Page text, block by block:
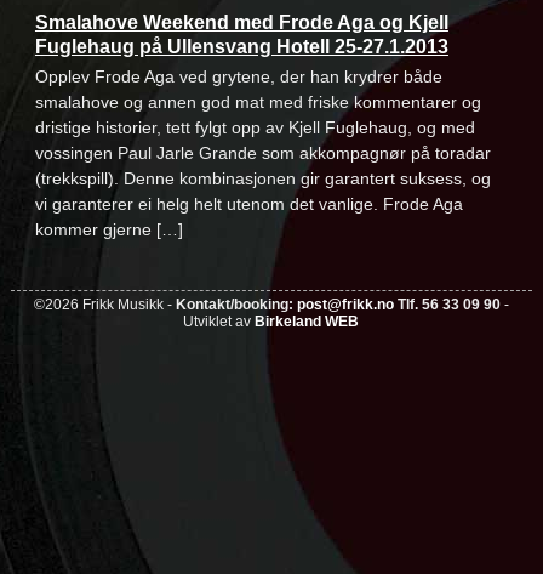
Smalahove Weekend med Frode Aga og Kjell
Fuglehaug på Ullensvang Hotell 25-27.1.2013
Opplev Frode Aga ved grytene, der han krydrer både
smalahove og annen god mat med friske kommentarer og
dristige historier, tett fylgt opp av Kjell Fuglehaug, og med
vossingen Paul Jarle Grande som akkompagnør på toradar
(trekkspill). Denne kombinasjonen gir garantert suksess, og
vi garanterer ei helg helt utenom det vanlige. Frode Aga
kommer gjerne […]
©2026 Frikk Musikk - Kontakt/booking: post@frikk.noTlf. 56 33 09 90-
Utviklet av Birkeland WEB